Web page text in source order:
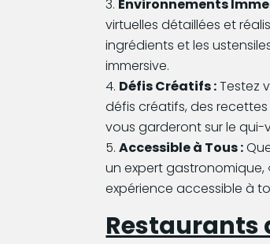
Environnements
virtuelles détaillées et
ingrédients et les
immersive.
Défis Créatifs :Testez
défis créatifs, des
vous garderont sur le qui-
Accessible à Tous :
un expert gastronomique,
expérience accessible à
Restaurants